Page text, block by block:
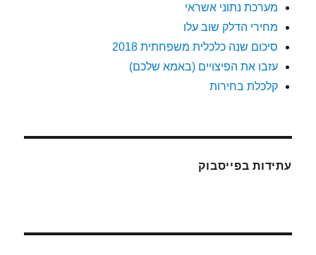
מערכת נתוני אשראי
מחירי הדלק שוב עלו
סיכום שנה כלכלית משפחתית 2018
עזבו את הפיצויים (באמא שלכם)
קלכלת בחירות
עתידות בפייסבוק